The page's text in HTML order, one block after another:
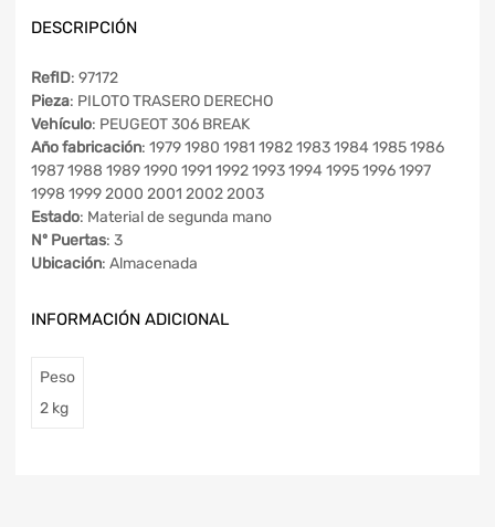
DESCRIPCIÓN
RefID: 97172
Pieza: PILOTO TRASERO DERECHO
Vehículo: PEUGEOT 306 BREAK
Año fabricación: 1979 1980 1981 1982 1983 1984 1985 1986
1987 1988 1989 1990 1991 1992 1993 1994 1995 1996 1997
1998 1999 2000 2001 2002 2003
Estado: Material de segunda mano
Nº Puertas: 3
Ubicación: Almacenada
INFORMACIÓN ADICIONAL
Peso
2 kg